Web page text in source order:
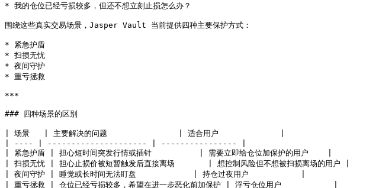
* 我的仓位已经亏损较多，但还不想立刻止损怎么办？
围绕这些真实交易场景，Jasper Vault 当前提供四种主要保护方式：
* 紧急护盾
* 扫损无忧
* 夜间守护
* 重亏拯救
***
### 四种场景的区别
| 场景   | 主要解决的问题               | 适合用户             |
| ---- | --------------------- | ---------------- |
| 紧急护盾 | 担心短时间突发行情或插针          | 需要立即给仓位加保护的用户    |
| 扫损无忧 | 担心止损价被短暂触发后直接离场       | 想控制风险但不想被扫损离场的用户 |
| 夜间守护 | 睡觉或长时间无法盯盘            | 持仓过夜用户           |
| 重亏拯救 | 仓位已经亏损较多，希望在进一步恶化前加保护 | 浮亏仓位用户           |